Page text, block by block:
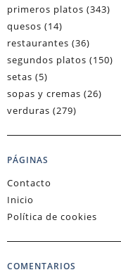
primeros platos (343)
quesos (14)
restaurantes (36)
segundos platos (150)
setas (5)
sopas y cremas (26)
verduras (279)
PÁGINAS
Contacto
Inicio
Política de cookies
COMENTARIOS